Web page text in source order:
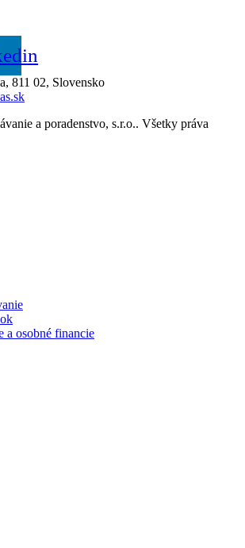
811 02, Slovensko
a poradenstvo, s.r.o.. Všetky práva
a osobné financie